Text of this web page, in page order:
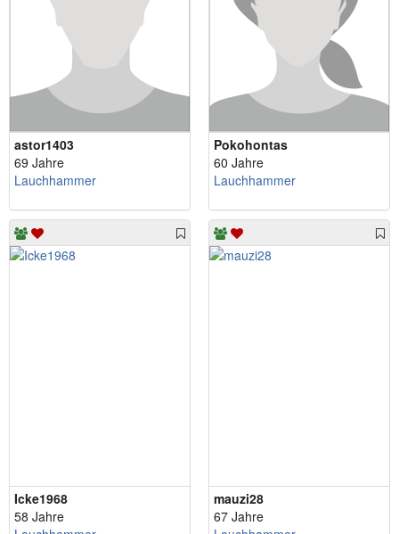
astor1403
69 Jahre
Lauchhammer
Pokohontas
60 Jahre
Lauchhammer
Icke1968
58 Jahre
mauzi28
67 Jahre